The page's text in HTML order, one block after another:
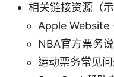
相关链接资源（
Apple Website
NBA官方票务
运动票务常见